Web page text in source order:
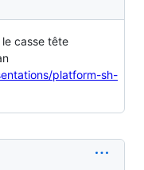
le casse tête
platform-sh-